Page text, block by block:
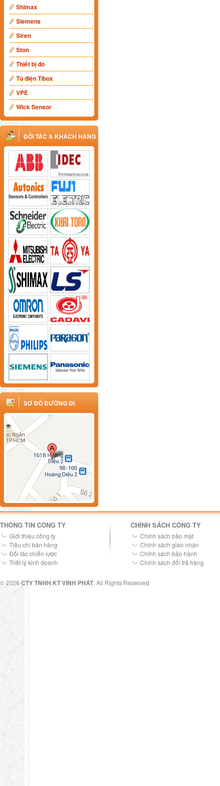
Shimax
Siemens
Siren
Ston
Thiết bị đo
Tủ điện Tibox
VPE
Wick Sensor
ĐỐI TÁC & KHÁCH HÀNG
SƠ ĐỒ ĐƯỜNG ĐI
THÔNG TIN CÔNG TY
Giới thiệu công ty
Tiêu chí bán hàng
Đối tác chiến lược
Triết lý kinh doanh
CHÍNH SÁCH CÔNG TY
Chính sách bảo mật
Chính sách giao nhận
Chính sách bảo hành
Chính sách đổi trả hàng
© 2026 CTY TNHH KT VINH PHÁT. All Rights Reserved